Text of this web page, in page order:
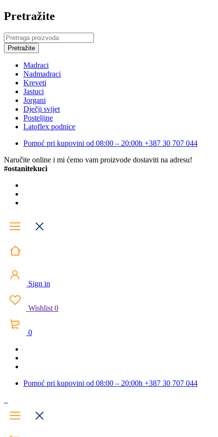
Pretražite
Madraci
Nadmadraci
Kreveti
Jastuci
Jorgani
Dječji svijet
Posteljine
Latoflex podnice
Pomoć pri kupovini od 08:00 – 20:00h +387 30 707 044
Naručite online i mi ćemo vam proizvode dostaviti na adresu!
#ostanitekuci
Sign in
Wishlist 0
0
Pomoć pri kupovini od 08:00 – 20:00h +387 30 707 044